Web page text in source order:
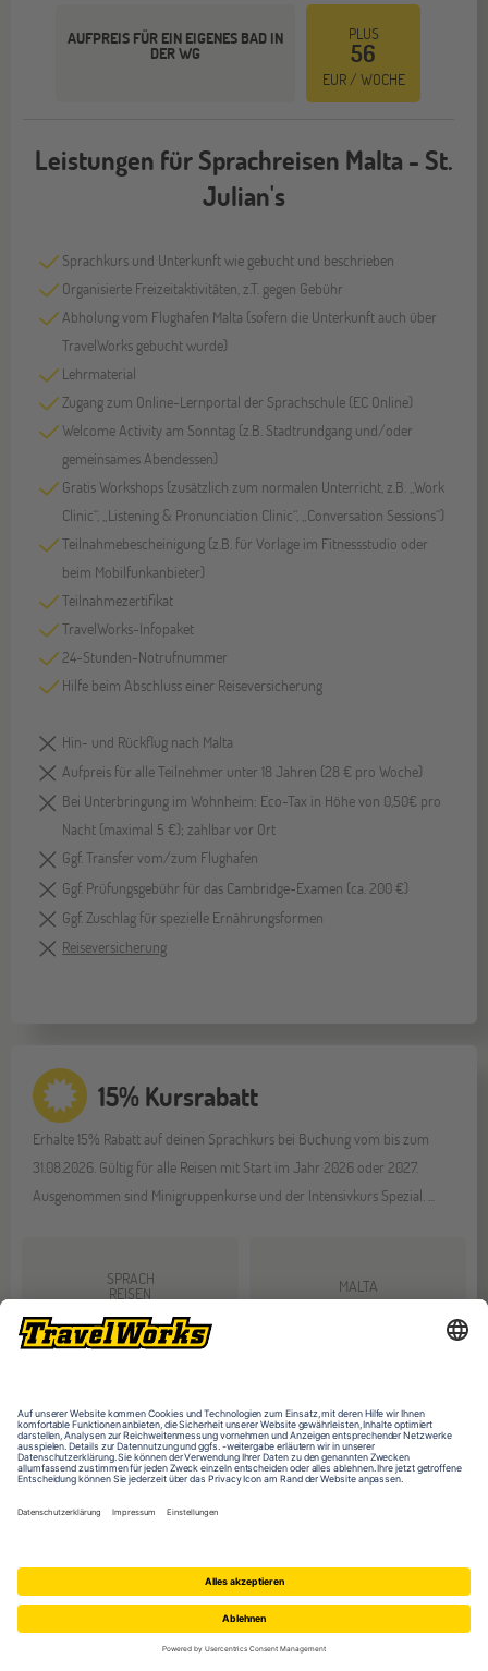
AUFPREIS FÜR EIN EIGENES BAD IN
DER WG
PLUS
56
EUR / WOCHE
Leistungen für Sprachreisen Malta - St.
Julian's
Sprachkurs und Unterkunft wie gebucht und beschrieben
Organisierte Freizeitaktivitäten, z.T. gegen Gebühr
Abholung vom Flughafen Malta (sofern die Unterkunft auch über
TravelWorks gebucht wurde)
Lehrmaterial
Zugang zum Online-Lernportal der Sprachschule (EC Online)
Welcome Activity am Sonntag (z.B. Stadtrundgang und/oder
gemeinsames Abendessen)
Gratis Workshops (zusätzlich zum normalen Unterricht, z.B. „Work
Clinic“, „Listening & Pronunciation Clinic“, „Conversation Sessions“)
Teilnahmebescheinigung (z.B. für Vorlage im Fitnessstudio oder
beim Mobilfunkanbieter)
Teilnahmezertifikat
TravelWorks-Infopaket
24-Stunden-Notrufnummer
Hilfe beim Abschluss einer Reiseversicherung
Hin- und Rückflug nach Malta
Aufpreis für alle Teilnehmer unter 18 Jahren (28 € pro Woche)
Bei Unterbringung im Wohnheim: Eco-Tax in Höhe von 0,50€ pro
Nacht (maximal 5 €); zahlbar vor Ort
Ggf. Transfer vom/zum Flughafen
Ggf. Prüfungsgebühr für das Cambridge-Examen (ca. 200 €)
Ggf. Zuschlag für spezielle Ernährungsformen
Reiseversicherung
15% Kursrabatt
Erhalte 15% Rabatt auf deinen Sprachkurs bei Buchung vom bis zum
31.08.2026. Gültig für alle Reisen mit Start im Jahr 2026 oder 2027.
Ausgenommen sind Minigruppenkurse und der Intensivkurs Spezial. ...
SPRACH
REISEN MALTA
JAHREN 31.08.2026
ABREISE
-
GÜLTIG
SPARE
15
PROZENT